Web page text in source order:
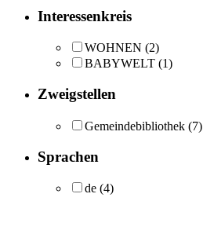
Interessenkreis
WOHNEN (2)
BABYWELT (1)
Zweigstellen
Gemeindebibliothek (7)
Sprachen
de (4)